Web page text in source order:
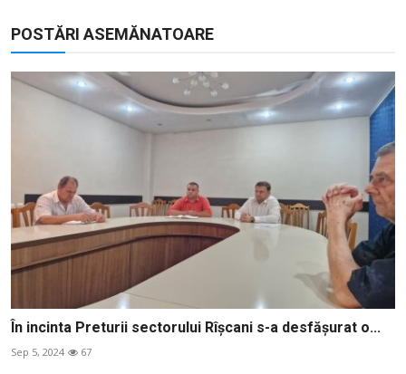
POSTĂRI ASEMĂNATOARE
În incinta Preturii sectorului Rîșcani s-a desfășurat o...
Sep 5, 2024 67